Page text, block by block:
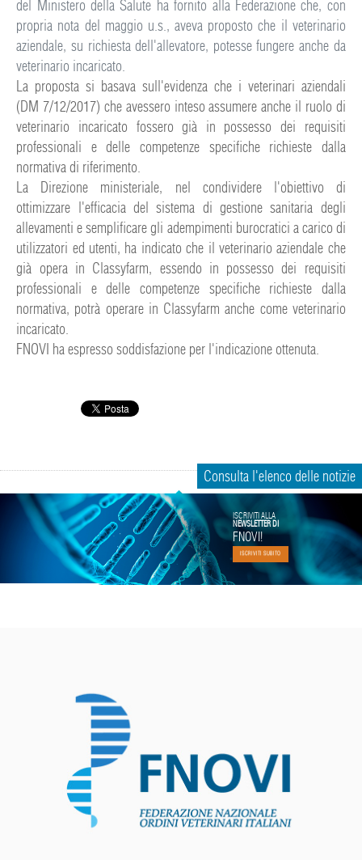
del Ministero della Salute ha fornito alla Federazione che, con
propria nota del maggio u.s., aveva proposto che il veterinario
aziendale, su richiesta dell'allevatore, potesse fungere anche da
veterinario incaricato.
La proposta si basava sull'evidenza che i veterinari aziendali
(DM 7/12/2017) che avessero inteso assumere anche il ruolo di
veterinario incaricato fossero già in possesso dei requisiti
professionali e delle competenze specifiche richieste dalla
normativa di riferimento.
La Direzione ministeriale, nel condividere l'obiettivo di
ottimizzare l'efficacia del sistema di gestione sanitaria degli
allevamenti e semplificare gli adempimenti burocratici a carico di
utilizzatori ed utenti, ha indicato che il veterinario aziendale che
già opera in Classyfarm, essendo in possesso dei requisiti
professionali e delle competenze specifiche richieste dalla
normativa, potrà operare in Classyfarm anche come veterinario
incaricato.
FNOVI ha espresso soddisfazione per l'indicazione ottenuta.
Consulta l'elenco delle notizie
FNOVI!
ISCRIVITI SUBITO
ISCRIVITI ALLA
NEWSLETTER DI